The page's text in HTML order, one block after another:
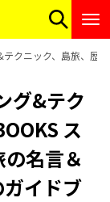
クニック、島旅、歴
グ&テク
ス
名言＆
イドブ